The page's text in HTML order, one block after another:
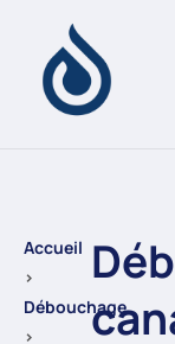
Accueil
›
Débouchage
›